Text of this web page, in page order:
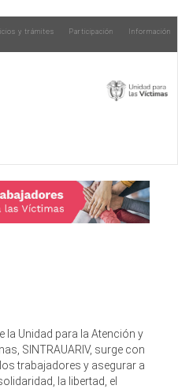
y trámites Participación Información
la Unidad para la Atención y
SINTRAUARIV, surge con
trabajadores y asegurar a
la libertad, el